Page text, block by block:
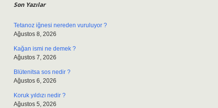
Son Yazılar
Tetanoz iğnesi nereden vuruluyor ?
Ağustos 8, 2026
Kağan ismi ne demek ?
Ağustos 7, 2026
Blütenitsa sos nedir ?
Ağustos 6, 2026
Koruk yıldızı nedir ?
Ağustos 5, 2026